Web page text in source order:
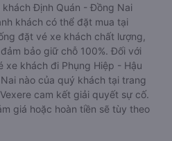
Định Quán - Đồng Nai
khách có thể đặt mua tại
đặt vé xe khách chất lượng,
bảo giữ chỗ 100%. Đối với
khách đi Phụng Hiệp - Hậu
nào của quý khách tại trang
cam kết giải quyết sự cố.
giá hoặc hoàn tiền sẽ tùy theo